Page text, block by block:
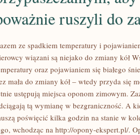
ruszyli do
ze spadkiem temperatury i
wiązani są niejako do zmiany kół
oraz pojawianiem się białego
mała do zmiany kół – wtedy przyda się
ustępują miejsca oponom zimowym.
tą wymianę w bezgraniczność. A
poświęcić kilka godzin na stanie w
wchodząc na http://opony-ekspert.pl/.